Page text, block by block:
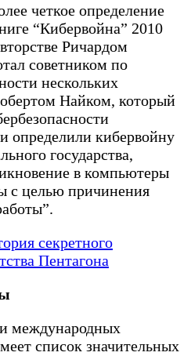
четкое определение
“Кибервойна” 2010
Ричардом
советником по
нескольких
Найком, который
определили кибервойну
государства,
в компьютеры
с целью причинения
секретного
Пентагона
международных
список значительных